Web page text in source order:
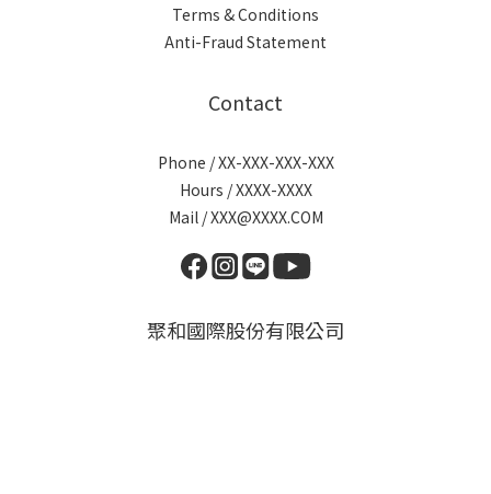
Terms & Conditions
Anti-Fraud Statement
Contact
Phone / XX-XXX-XXX-XXX
Hours / XXXX-XXXX
Mail / XXX@XXXX.COM
聚和國際股份有限公司